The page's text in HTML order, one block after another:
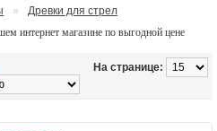
»
Древки для стрел
интернет магазине по выгодной цене
На странице: